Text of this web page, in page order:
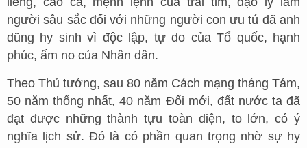
người sâu sắc đối với những người con ưu tú đã anh
dũng hy sinh vì độc lập, tự do của Tổ quốc, hạnh
phúc, ấm no của Nhân dân.
Theo Thủ tướng, sau 80 năm Cách mạng tháng Tám,
50 năm thống nhất, 40 năm Đổi mới, đất nước ta đã
đạt được những thành tựu toàn diện, to lớn, có ý
nghĩa lịch sử. Đó là có phần quan trọng nhờ sự hy